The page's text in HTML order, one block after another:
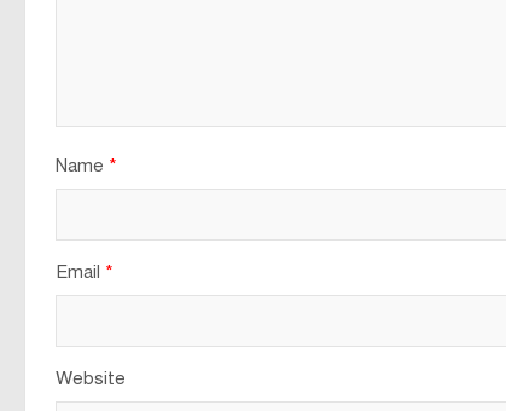
Name *
Email *
Website